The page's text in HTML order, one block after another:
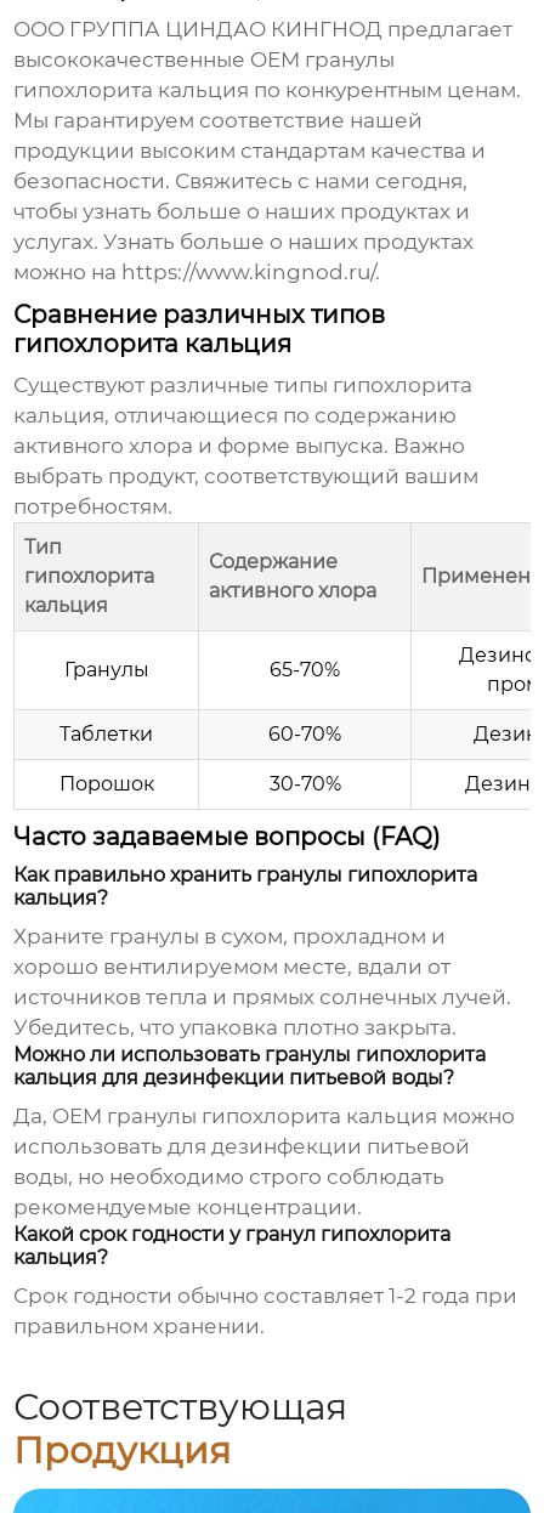
ООО ГРУППА ЦИНДАО КИНГНОД предлагает
высококачественные OEM гранулы
гипохлорита кальция по конкурентным ценам.
Мы гарантируем соответствие нашей
продукции высоким стандартам качества и
безопасности. Свяжитесь с нами сегодня,
чтобы узнать больше о наших продуктах и
услугах. Узнать больше о наших продуктах
можно на https://www.kingnod.ru/.
Сравнение различных типов
гипохлорита кальция
Существуют различные типы гипохлорита
кальция, отличающиеся по содержанию
активного хлора и форме выпуска. Важно
выбрать продукт, соответствующий вашим
потребностям.
Тип
гипохлорита
кальция
Содержание
активного хлора
Гранулы 65-70%
Таблетки 60-70%
Порошок 30-70%
Часто задаваемые вопросы (FAQ)
Как правильно хранить гранулы гипохлорита
кальция?
Храните гранулы в сухом, прохладном и
хорошо вентилируемом месте, вдали от
источников тепла и прямых солнечных лучей.
Убедитесь, что упаковка плотно закрыта.
Можно ли использовать гранулы гипохлорита
кальция для дезинфекции питьевой воды?
Да, OEM гранулы гипохлорита кальция можно
использовать для дезинфекции питьевой
воды, но необходимо строго соблюдать
рекомендуемые концентрации.
Какой срок годности у гранул гипохлорита
кальция?
Срок годности обычно составляет 1-2 года при
правильном хранении.
Соответствующая
Продукция